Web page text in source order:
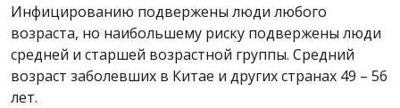
Инфицированию подвержены люди любого
возраста, но наибольшему риску подвержены люди
средней и старшей возрастной группы. Средний
возраст заболевших в Китае и других странах 49 – 56
лет.